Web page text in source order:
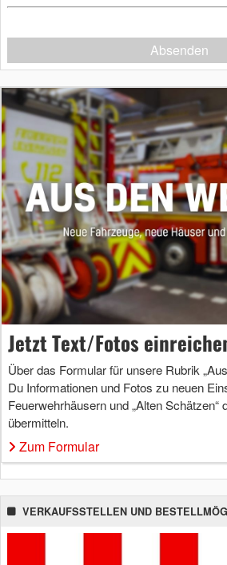
Absenden
Jetzt Text/Fotos
Über das Formular für unsere Rubrik
Du Informationen und Fotos zu neuen
Feuerwehrhäusern und „Alten Schätzen“
übermitteln.
Zum Formular
VERKAUFSSTELLEN UND